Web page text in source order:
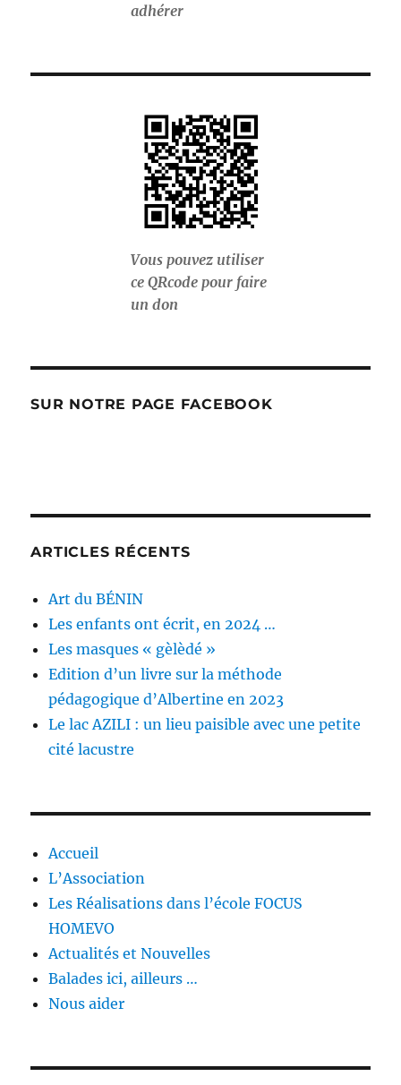
adhérer
Vous pouvez utiliser
ce QRcode pour faire
un don
SUR NOTRE PAGE FACEBOOK
ARTICLES RÉCENTS
Art du BÉNIN
Les enfants ont écrit, en 2024 …
Les masques « gèlèdé »
Edition d’un livre sur la méthode
pédagogique d’Albertine en 2023
Le lac AZILI : un lieu paisible avec une petite
cité lacustre
Accueil
L’Association
Les Réalisations dans l’école FOCUS
HOMEVO
Actualités et Nouvelles
Balades ici, ailleurs …
Nous aider